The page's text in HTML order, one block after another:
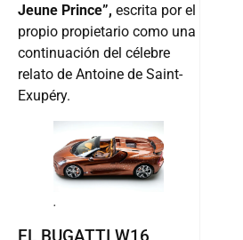
Jeune Prince”, escrita por el
propio propietario como una
continuación del célebre
relato de Antoine de Saint-
Exupéry.
.
EL BUGATTI W16